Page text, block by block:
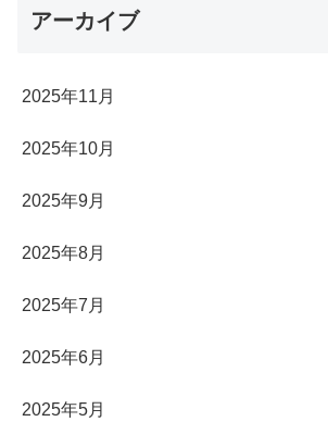
アーカイブ
2025年11月
2025年10月
2025年9月
2025年8月
2025年7月
2025年6月
2025年5月